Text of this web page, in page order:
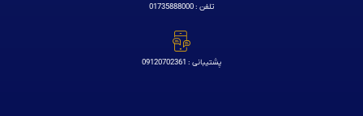
تلفن : 01735888000
پشتیبانی : 09120702361